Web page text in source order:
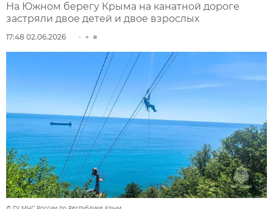
На Южном берегу Крыма на канатной дороге
застряли двое детей и двое взрослых
17:48 02.06.2026